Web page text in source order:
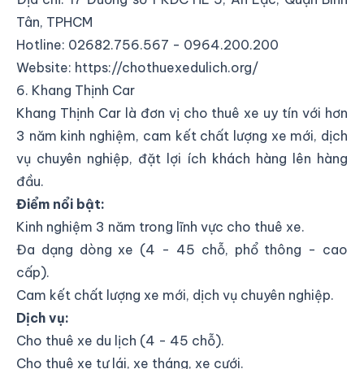
Tân, TPHCM
Hotline: 02682.756.567 - 0964.200.200
Website: https://chothuexedulich.org/
6. Khang Thịnh Car
Khang Thịnh Car là đơn vị cho thuê xe uy tín với hơn
3 năm kinh nghiệm, cam kết chất lượng xe mới, dịch
vụ chuyên nghiệp, đặt lợi ích khách hàng lên hàng
đầu.
Điểm nổi bật:
Kinh nghiệm 3 năm trong lĩnh vực cho thuê xe.
Đa dạng dòng xe (4 - 45 chỗ, phổ thông - cao
cấp).
Cam kết chất lượng xe mới, dịch vụ chuyên nghiệp.
Dịch vụ:
Cho thuê xe du lịch (4 - 45 chỗ).
Cho thuê xe tự lái, xe tháng, xe cưới.